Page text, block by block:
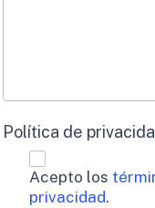
Política de
Acepto los
privacidad.